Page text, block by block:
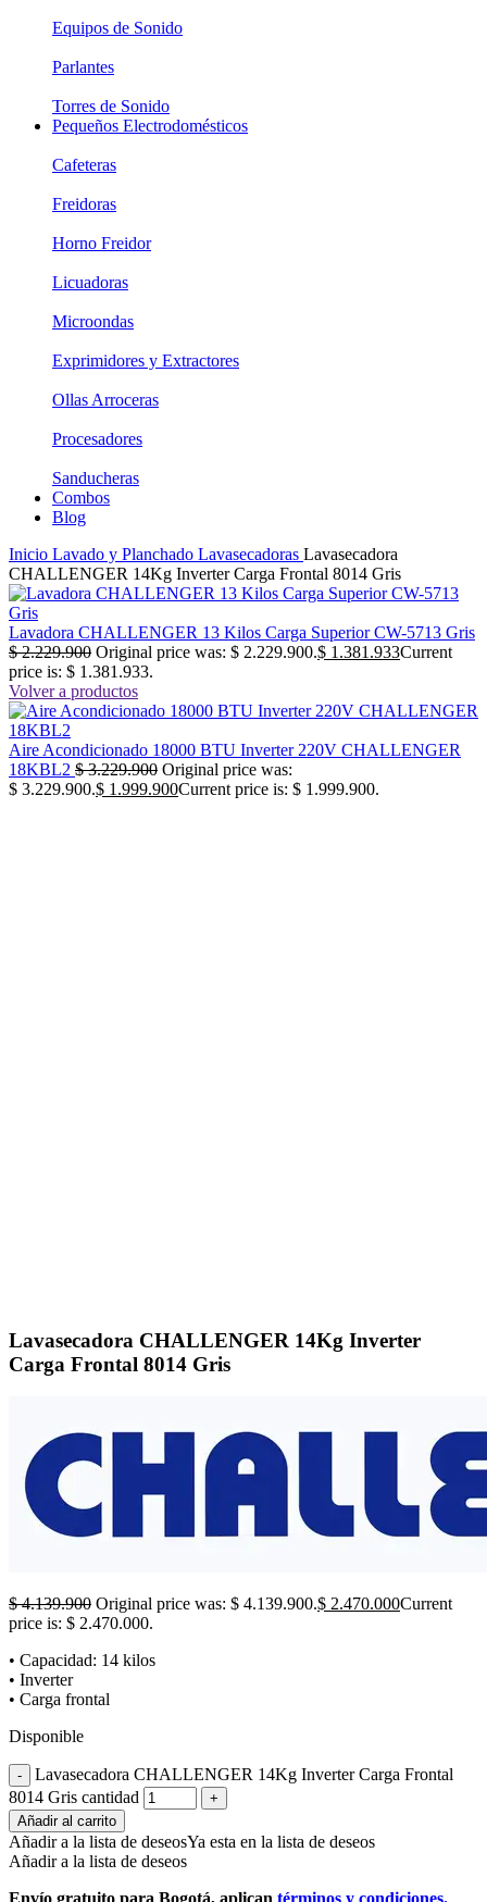
Equipos de Sonido
Parlantes
Torres de Sonido
Pequeños Electrodomésticos
Cafeteras
Freidoras
Horno Freidor
Licuadoras
Microondas
Exprimidores y Extractores
Ollas Arroceras
Procesadores
Sanducheras
Combos
Blog
Inicio Lavado y Planchado Lavasecadoras Lavasecadora
CHALLENGER 14Kg Inverter Carga Frontal 8014 Gris
Lavadora CHALLENGER 13 Kilos Carga Superior CW-5713 Gris
$2.229.900 Original price was: $ 2.229.900.$ 1.381.933Current
price is: $ 1.381.933.
Volver a productos
Aire Acondicionado 18000 BTU Inverter 220V CHALLENGER
18KBL2 $3.229.900 Original price was:
$ 3.229.900.$ 1.999.900Current price is: $ 1.999.900.
Lavasecadora CHALLENGER 14Kg Inverter
Carga Frontal 8014 Gris
$4.139.900 Original price was: $ 4.139.900.$ 2.470.000Current
price is: $ 2.470.000.
• Capacidad: 14 kilos
• Inverter
• Carga frontal
Disponible
Lavasecadora CHALLENGER 14Kg Inverter Carga Frontal
8014 Gris cantidad
Añadir al carrito
Añadir a la lista de deseosYa esta en la lista de deseos
Añadir a la lista de deseos